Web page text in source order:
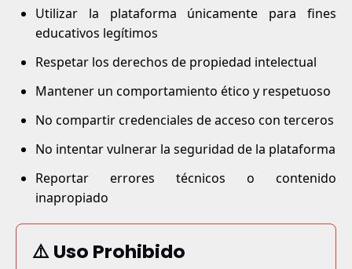
Utilizar la plataforma únicamente para fines
educativos legítimos
Respetar los derechos de propiedad intelectual
Mantener un comportamiento ético y respetuoso
No compartir credenciales de acceso con terceros
No intentar vulnerar la seguridad de la plataforma
Reportar errores técnicos o contenido
inapropiado
⚠️ Uso Prohibido